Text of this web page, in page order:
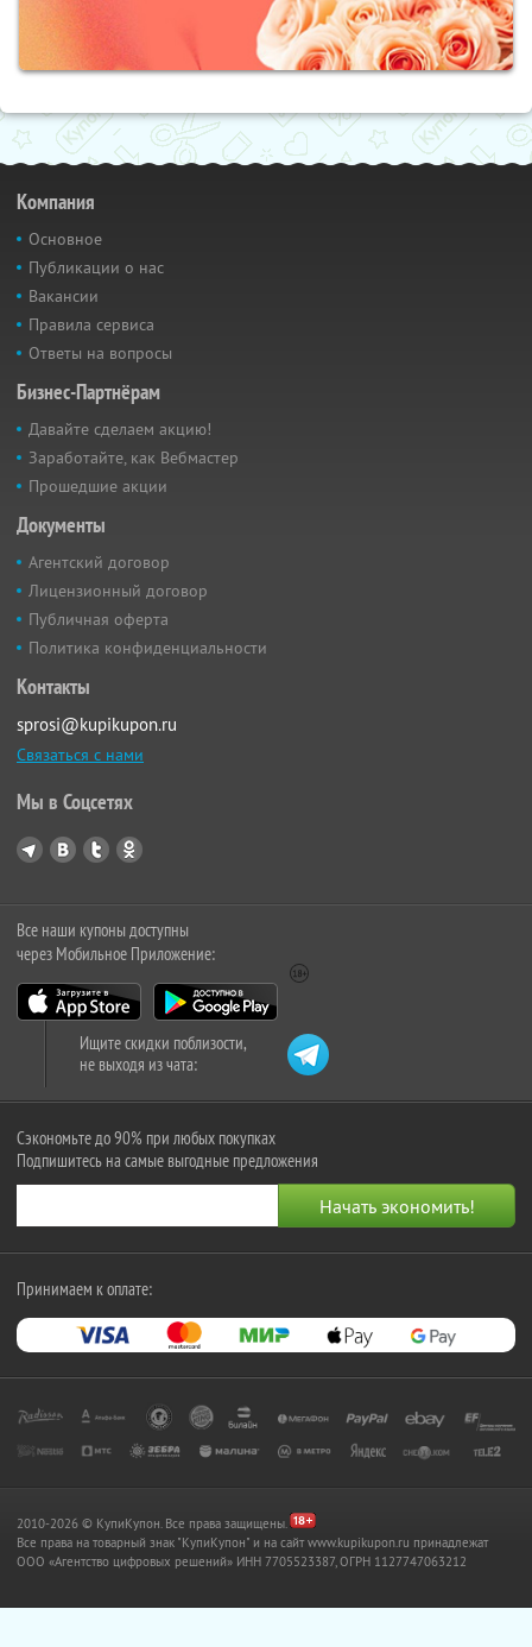
Компания
Основное
Публикации о нас
Вакансии
Правила сервиса
Ответы на вопросы
Бизнес-Партнёрам
Давайте сделаем акцию!
Заработайте, как Вебмастер
Прошедшие акции
Документы
Агентский договор
Лицензионный договор
Публичная оферта
Политика конфиденциальности
Контакты
sprosi@kupikupon.ru
Связаться с нами
Мы в Соцсетях
Все наши купоны доступны
через Мобильное Приложение:
Ищите скидки поблизости,
не выходя из чата:
Сэкономьте до 90% при любых покупках
Подпишитесь на самые выгодные предложения
Принимаем к оплате:
2010-2026 © КупиКупон. Все права защищены.
Все права на товарный знак "КупиКупон" и на сайт www.kupikupon.ru принадлежат
OOO «Агентство цифровых решений» ИНН 7705523387, ОГРН 1127747063212